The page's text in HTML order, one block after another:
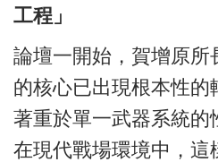
工程」
論壇一開始，賀增原所
的核心已出現根本性的
著重於單一武器系統的
在現代戰場環境中，這